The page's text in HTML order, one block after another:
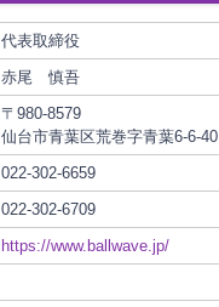
代表取締役
赤尾 慎吾
〒980-8579
仙台市青葉区荒巻字青葉6-6-40
022-302-6659
022-302-6709
https://www.ballwave.jp/